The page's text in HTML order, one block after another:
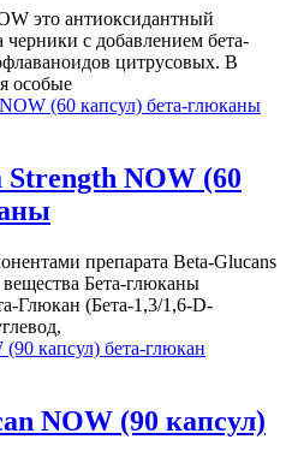
это антиоксидантный
черники с добавлением бета-
цитрусовых. В
особые
NOW (60
препарата Beta-Glucans
Бета-глюканы
Глюкан (Бета-1,3/1,6-D-
NOW (90 капсул)